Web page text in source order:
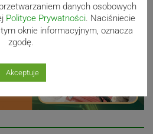
danych osobowych
Polityce Prywatności. Naciśniecie
oknie informacyjnym, oznacza
zgodę.
Akceptuje